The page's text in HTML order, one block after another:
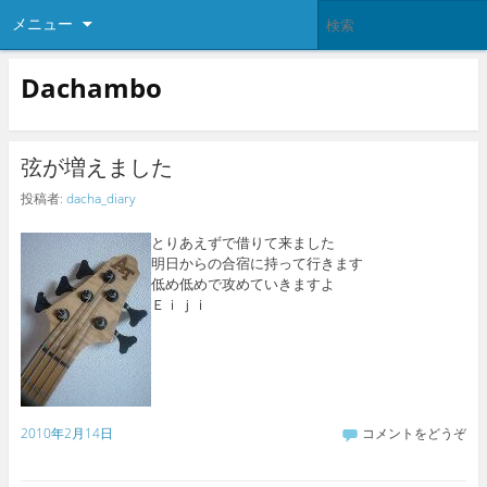
メニュー
Dachambo
弦が増えました
投稿者: dacha_diary
とりあえずで借りて来ました
明日からの合宿に持って行きます
低め低めで攻めていきますよ
Ｅｉｊｉ
2010年2月14日 コメントをどうぞ